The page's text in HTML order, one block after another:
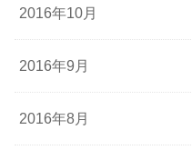
2016年10月
2016年9月
2016年8月